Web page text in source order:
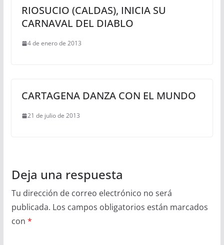
RIOSUCIO (CALDAS), INICIA SU
CARNAVAL DEL DIABLO
4 de enero de 2013
CARTAGENA DANZA CON EL MUNDO
21 de julio de 2013
Deja una respuesta
Tu dirección de correo electrónico no será
publicada. Los campos obligatorios están marcados
con *